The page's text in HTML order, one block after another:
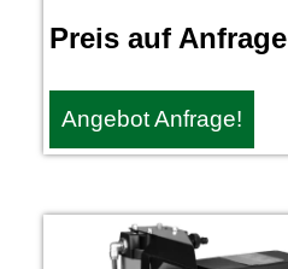
Preis auf Anfrage
Angebot Anfrage!